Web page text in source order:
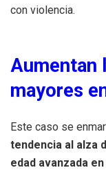
con violencia.
Aumentan
mayores
Este caso se
tendencia al alza
edad avanzada